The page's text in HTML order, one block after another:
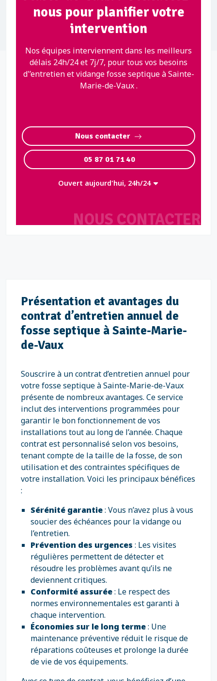
NOUS CONTACTER
nous pour planifier votre
intervention
Nos équipes interviennent dans les meilleurs
délais 24h/24 et 7j/7, pour tous vos besoins
d'’entretien et vidange fosse septique à Sainte-
Marie-de-Vaux .
Nous contacter
05 87 01 71 40
Ouvert aujourd'hui, 24h/24
Présentation et avantages du
contrat d’entretien annuel de
fosse septique à Sainte-Marie-
de-Vaux
Souscrire à un contrat d’entretien annuel pour
votre fosse septique à Sainte-Marie-de-Vaux
présente de nombreux avantages. Ce service
inclut des interventions programmées pour
garantir le bon fonctionnement de vos
installations tout au long de l’année. Chaque
contrat est personnalisé selon vos besoins,
tenant compte de la taille de la fosse, de son
utilisation et des contraintes spécifiques de
votre installation. Voici les principaux bénéfices
:
Sérénité garantie: Vous n’avez plus à vous
soucier des échéances pour la vidange ou
l’entretien.
Prévention des urgences : Les visites
régulières permettent de détecter et
résoudre les problèmes avant qu’ils ne
deviennent critiques.
Conformité assurée: Le respect des
normes environnementales est garanti à
chaque intervention.
Économies sur le long terme: Une
maintenance préventive réduit le risque de
réparations coûteuses et prolonge la durée
de vie de vos équipements.